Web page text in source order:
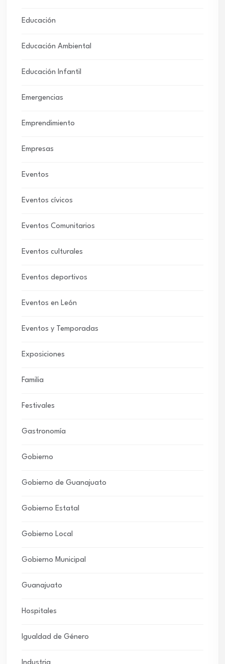
Educación
Educación Ambiental
Educación Infantil
Emergencias
Emprendimiento
Empresas
Eventos
Eventos cívicos
Eventos Comunitarios
Eventos culturales
Eventos deportivos
Eventos en León
Eventos y Temporadas
Exposiciones
Familia
Festivales
Gastronomía
Gobierno
Gobierno de Guanajuato
Gobierno Estatal
Gobierno Local
Gobierno Municipal
Guanajuato
Hospitales
Igualdad de Género